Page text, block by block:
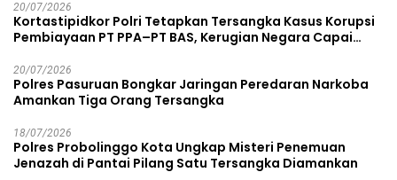
20/07/2026
Kortastipidkor Polri Tetapkan Tersangka Kasus Korupsi
Pembiayaan PT PPA–PT BAS, Kerugian Negara Capai
20/07/2026
Polres Pasuruan Bongkar Jaringan Peredaran Narkoba
Amankan Tiga Orang Tersangka
18/07/2026
Polres Probolinggo Kota Ungkap Misteri Penemuan
Jenazah di Pantai Pilang Satu Tersangka Diamankan